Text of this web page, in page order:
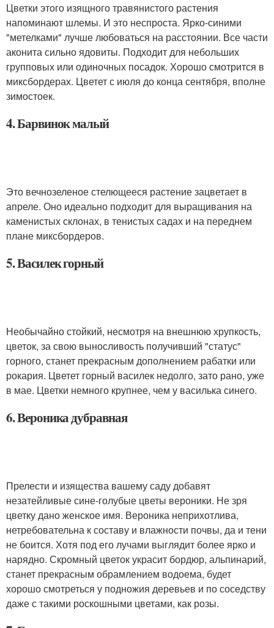
Цветки этого изящного травянистого растения
напоминают шлемы. И это неспроста. Ярко-синими
"метелками" лучше любоваться на расстоянии. Все части
аконита сильно ядовиты. Подходит для небольших
групповых или одиночных посадок. Хорошо смотрится в
миксбордерах. Цветет с июля до конца сентября, вполне
зимостоек.
4. Барвинок малый
Это вечнозеленое стелющееся растение зацветает в
апреле. Оно идеально подходит для выращивания на
каменистых склонах, в тенистых садах и на переднем
плане миксбордеров.
5. Василек горный
Необычайно стойкий, несмотря на внешнюю хрупкость,
цветок, за свою выносливость получивший "статус"
горного, станет прекрасным дополнением рабатки или
рокария. Цветет горный василек недолго, зато рано, уже
в мае. Цветки немного крупнее, чем у василька синего.
6. Вероника дубравная
Прелести и изящества вашему саду добавят
незатейливые сине-голубые цветы вероники. Не зря
цветку дано женское имя. Вероника неприхотлива,
нетребовательна к составу и влажности почвы, да и тени
не боится. Хотя под его лучами выглядит более ярко и
нарядно. Скромный цветок украсит бордюр, альпинарий,
станет прекрасным обрамлением водоема, будет
хорошо смотреться у подножия деревьев и по соседству
даже с такими роскошными цветами, как розы.